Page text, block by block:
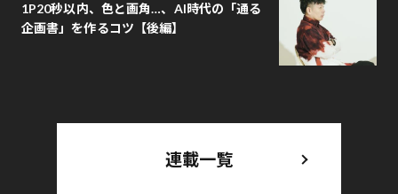
1P20秒以内、色と画角…、AI時代の「通る
企画書」を作るコツ【後編】
連載一覧